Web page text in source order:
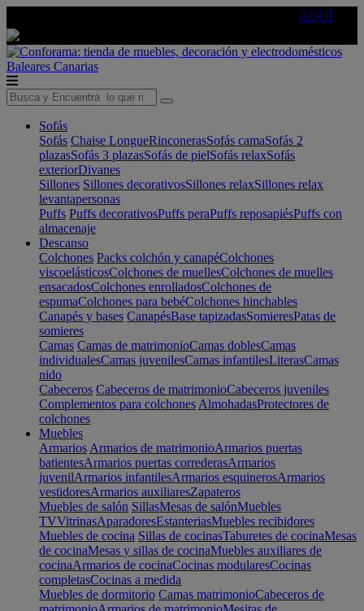
AQUÍ
Baleares Canarias
Sofás
Sofás Chaise LongueRinconerasSofás camaSofás 2
plazasSofás 3 plazasSofás de pielSofás relaxSofás
exteriorDivanes
Sillones Sillones decorativosSillones relaxSillones relax
levantapersonas
Puffs Puffs decorativosPuffs peraPuffs reposapiésPuffs con
almacenaje
Descanso
Colchones Packs colchón y canapéColchones
viscoelásticosColchones de muellesColchones de muelles
ensacadosColchones enrolladosColchones de
espumaColchones para bebéColchones hinchables
Canapés y bases CanapésBase tapizadasSomieresPatas de
somieres
Camas Camas de matrimonioCamas doblesCamas
individualesCamas juvenilesCamas infantilesLiterasCamas
nido
Cabeceros Cabeceros de matrimonioCabeceros juveniles
Complementos para colchones AlmohadasProtectores de
colchones
Muebles
Armarios Armarios de matrimonioArmarios puertas
batientesArmarios puertas correderasArmarios
juvenilArmarios infantilesArmarios esquinerosArmarios
vestidoresArmarios auxiliaresZapateros
Muebles de salón SillasMesas de salónMuebles
TVVitrinasAparadoresEstanteriasMuebles recibidores
Muebles de cocina Sillas de cocinasTaburetes de cocinaMesas
de cocinaMesas y sillas de cocinaMuebles auxiliares de
cocinaArmarios de cocinaCocinas modularesCocinas
completasCocinas a medida
Muebles de dormitorio Camas matrimonioCabeceros de